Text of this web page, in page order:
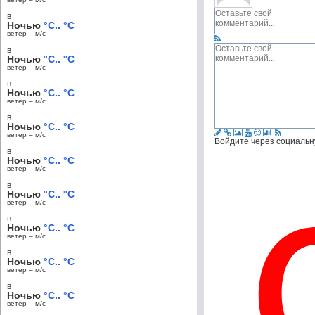
Войдите через
в
Ночью °C.. °C
ветер – м/c
в
Ночью °C.. °C
ветер – м/c
в
Ночью °C.. °C
ветер – м/c
в
Ночью °C.. °C
ветер – м/c
в
Ночью °C.. °C
ветер – м/c
в
Ночью °C.. °C
ветер – м/c
в
Ночью °C.. °C
ветер – м/c
в
Ночью °C.. °C
ветер – м/c
в
Ночью °C.. °C
ветер – м/c